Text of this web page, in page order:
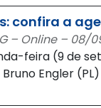
confira a
– Online – 08/
feira (9 de
Engler